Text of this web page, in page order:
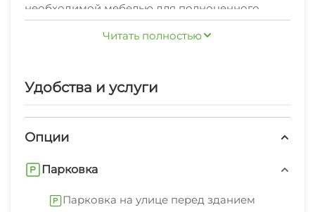
необходимой мебелью для полноценного
высокоскоростной WI-FI интернет.
Мы будем рады предложить дополнительные
услуги: рыбалка, дайвинг, парковка на улице
набережная, центр, о которых вы всегда
Читать полностью
Удобства и услуги
Опции
Парковка
Парковка на улице перед зданием